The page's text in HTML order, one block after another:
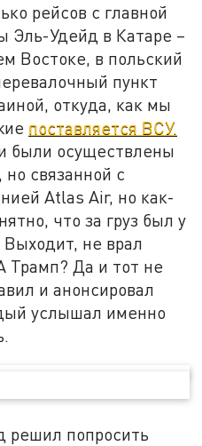
рейсов с главной
Эль-Удейд в Катаре –
Востоке, в польский
пункт
откуда, как мы
поставляется ВСУ.
были осуществлены
связанной с
Atlas Air, но как-
что за груз был у
Выходит, не врал
Трамп? Да и тот не
и анонсировал
услышал именно
решил попросить